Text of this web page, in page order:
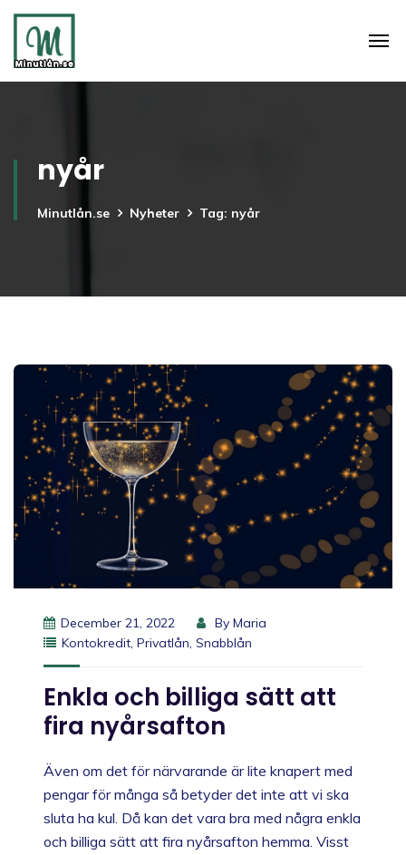
nyår
Minutlån.se Nyheter Tag: nyår
December 21, 2022 By Maria
Kontokredit, Privatlån, Snabblån
Enkla och billiga sätt att
fira nyårsafton
Även om det för närvarande är lite knapert med
pengar för många så betyder det inte att vi ska
sluta ha kul. Då kan det vara bra med några enkla
och billiga sätt att fira nyårsafton hemma. Visst